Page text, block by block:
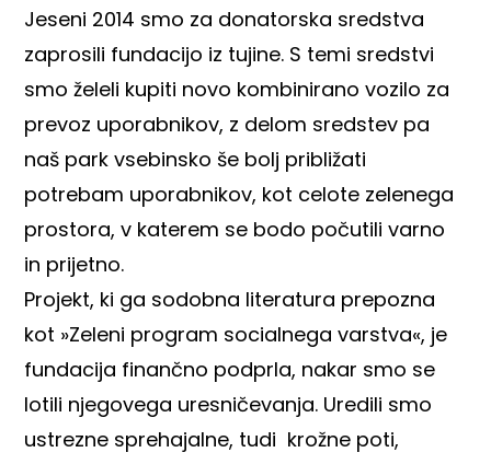
Jeseni 2014 smo za donatorska sredstva
zaprosili fundacijo iz tujine. S temi sredstvi
smo želeli kupiti novo kombinirano vozilo za
prevoz uporabnikov, z delom sredstev pa
naš park vsebinsko še bolj približati
potrebam uporabnikov, kot celote zelenega
prostora, v katerem se bodo počutili varno
in prijetno.
Projekt, ki ga sodobna literatura prepozna
kot »Zeleni program socialnega varstva«, je
fundacija finančno podprla, nakar smo se
lotili njegovega uresničevanja. Uredili smo
ustrezne sprehajalne, tudi krožne poti,